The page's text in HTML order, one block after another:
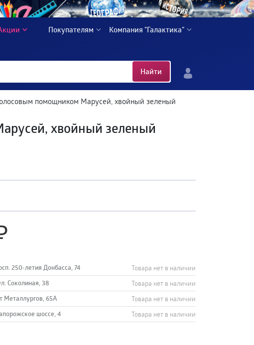
Покупателям Компания "Галактика"
Найти
помощником Марусей, хвойный зеленый
хвойный зеленый
250-летия Донбасса, 74 Товара нет в наличии
Соколиная, 38 Товара нет в наличии
Металлургов, 65А Товара нет в наличии
шоссе, 4 Товара нет в наличии